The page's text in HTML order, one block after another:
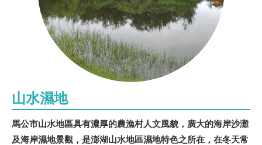
山水濕地
馬公市山水地區具有濃厚的農漁村人文風貌，廣大的海岸沙灘
及海岸濕地景觀，是澎湖山水地區濕地特色之所在，在冬天常